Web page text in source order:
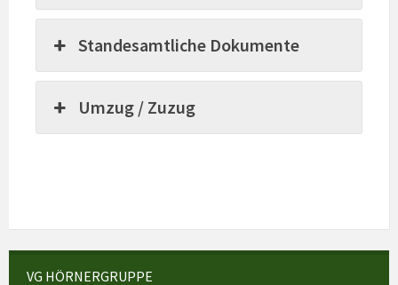
Standesamtliche Dokumente
Umzug / Zuzug
VG HÖRNERGRUPPE